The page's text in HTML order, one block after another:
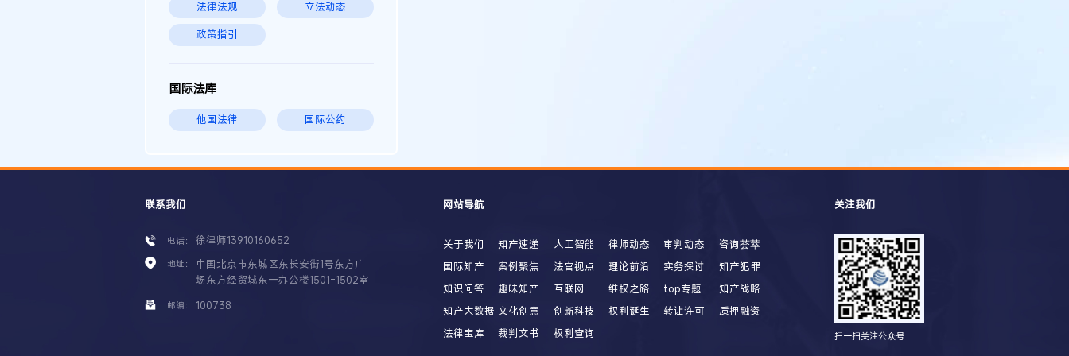
法律法规 立法动态
政策指引
国际法库
他国法律 国际公约
联系我们
电话： 徐律师13910160652
地址：
中国北京市东城区东长安街1号东方广
场东方经贸城东一办公楼1501-1502室
邮编： 100738
网站导航
关于我们 知产速递 人工智能 律师动态 审判动态
咨询荟萃
国际知产
案例聚焦 法官视点 理论前沿 实务探讨
知产犯罪
知识问答
趣味知产 互联网 维权之路 top专题
知产战略
知产大数据 文化创意 创新科技 权利诞生 转让许可
质押融资
法律宝库
裁判文书 权利查询
关注我们
扫一扫关注公众号